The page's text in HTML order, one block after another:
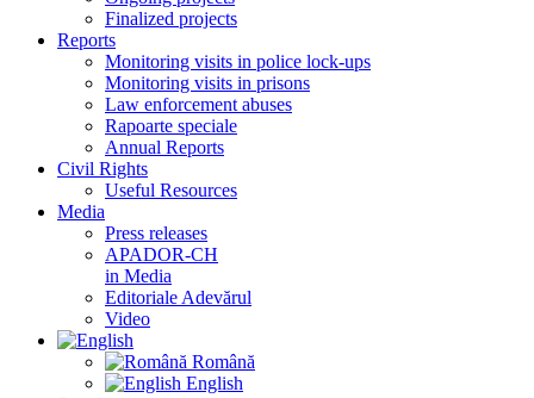
Finalized projects
Reports
Monitoring visits in police lock-ups
Monitoring visits in prisons
Law enforcement abuses
Rapoarte speciale
Annual Reports
Civil Rights
Useful Resources
Media
Press releases
APADOR-CH
in Media
Editoriale Adevărul
Video
Română
English